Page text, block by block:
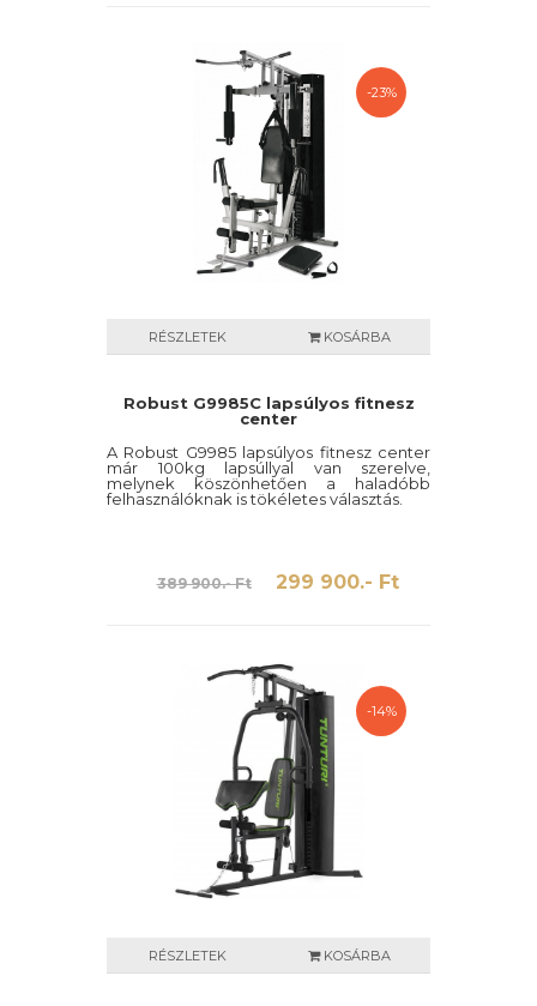
-23%
RÉSZLETEK KOSÁRBA
Robust G9985C lapsúlyos fitnesz
center
A Robust G9985 lapsúlyos fitnesz center
már 100kg lapsúllyal van szerelve,
melynek köszönhetően a haladóbb
felhasználóknak is tökéletes választás.
389 900.- Ft 299 900.- Ft
-14%
RÉSZLETEK KOSÁRBA